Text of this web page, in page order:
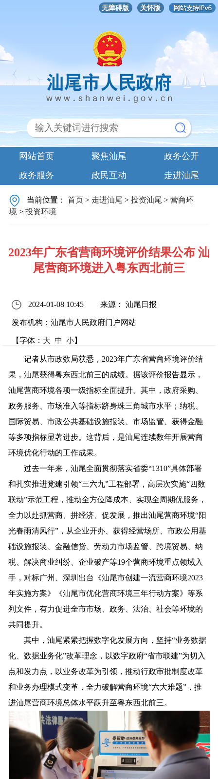
无障碍版 关怀版
网站首页 聚焦汕尾
政务公开
政务服务
政民互动 走进汕尾
当前位置：首页 > 走进汕尾 >投资汕尾 >营商环
境 >投资环境
2023年广东省营商环境评价结果公布 汕
尾营商环境进入粤东西北前三
2024-01-08 10:45 来源： 汕尾日报
发布机构：汕尾市人民政府门户网站
【字体： 大 中 小】
记者从市政数局获悉，2023年广东省营商环境评价结
果，汕尾获得粤东西北前三的成绩。据该评价报告显示，
汕尾营商环境各项一级指标全面提升。其中，政府采购、
政务服务、市场准入等指标跻身珠三角城市水平；纳税、
国际贸易、市政公共基础设施报装、市场监管、获得金融
等多项指标显著进步。这背后，是汕尾连续数年开展营商
环境优化行动的工作成果。
过去一年来，汕尾全面贯彻落实省委“1310”具体部署
和扎实推进党建引领“三六九”工程部署，高层次实施“四数
联动”示范工程，推动全方位降成本、实现全周期优服务，
全力以赴抓营商、拼经济、促发展，推出汕尾营商环境“阳
光春雨清风行”，从企业开办、获得经营场所、市政公用基
础设施报装、金融信贷、劳动力市场监管、跨境贸易、纳
税、解决商业纠纷、企业破产等19个营商环境重点领域入
手，对标广州、深圳出台《汕尾市创建一流营商环境2023
年实施方案》《汕尾市优化营商环境三年行动方案》等系
列文件，有力促进全市市场、政务、法治、社会等环境的
共同提升。
其中，汕尾紧紧把握数字化发展方向，坚持“业务数据
化、数据业务化”改革理念，以数字政府“省市联建”为切入
点和发力点，以业务改革为引领，推动行政审批制度改革
和业务办理模式变革，全力破解营商环境“六大难题”，推
进汕尾营商环境总体水平跃升至粤东西北前三。